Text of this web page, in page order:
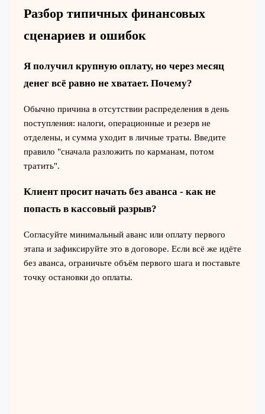
Разбор типичных финансовых
сценариев и ошибок
Я получил крупную оплату, но через месяц
денег всё равно не хватает. Почему?
Обычно причина в отсутствии распределения в день
поступления: налоги, операционные и резерв не
отделены, и сумма уходит в личные траты. Введите
правило "сначала разложить по карманам, потом
тратить".
Клиент просит начать без аванса - как не
попасть в кассовый разрыв?
Согласуйте минимальный аванс или оплату первого
этапа и зафиксируйте это в договоре. Если всё же идёте
без аванса, ограничьте объём первого шага и поставьте
точку остановки до оплаты.